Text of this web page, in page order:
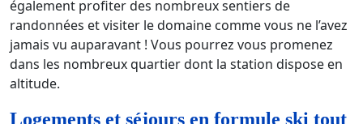
également profiter des nombreux sentiers de
randonnées et visiter le domaine comme vous ne l’avez
jamais vu auparavant ! Vous pourrez vous promenez
dans les nombreux quartier dont la station dispose en
altitude.
Logements et séjours en formule ski tout